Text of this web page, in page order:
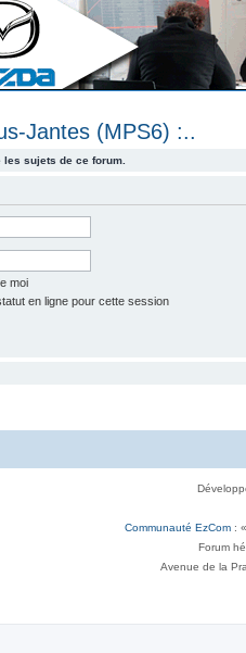
Jantes (MPS6) :..
sujets de ce forum.
moi
en ligne pour cette session
Communauté EzCom :
Forum
Avenue de la